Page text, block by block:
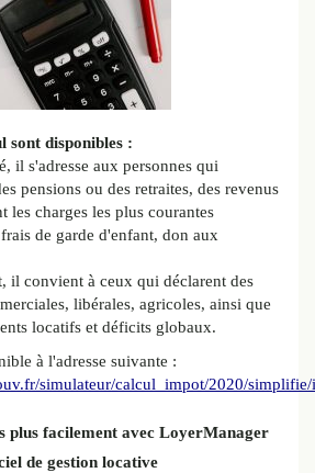
sont disponibles :
il s'adresse aux personnes qui
pensions ou des retraites, des revenus
les charges les plus courantes
de garde d'enfant, don aux
il convient à ceux qui déclarent des
libérales, agricoles, ainsi que
locatifs et déficits globaux.
à l'adresse suivante :
simulateur/calcul_impot/2020/
plus facilement avec LoyerManager
de gestion locative